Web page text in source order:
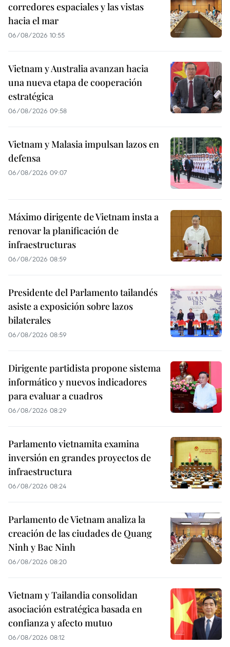
corredores espaciales y las vistas
hacia el mar
06/08/2026 10:55
Vietnam y Australia avanzan hacia
una nueva etapa de cooperación
estratégica
06/08/2026 09:58
Vietnam y Malasia impulsan lazos en
defensa
06/08/2026 09:07
Máximo dirigente de Vietnam insta a
renovar la planificación de
infraestructuras
06/08/2026 08:59
Presidente del Parlamento tailandés
asiste a exposición sobre lazos
bilaterales
06/08/2026 08:59
Dirigente partidista propone sistema
informático y nuevos indicadores
para evaluar a cuadros
06/08/2026 08:29
Parlamento vietnamita examina
inversión en grandes proyectos de
infraestructura
06/08/2026 08:24
Parlamento de Vietnam analiza la
creación de las ciudades de Quang
Ninh y Bac Ninh
06/08/2026 08:20
Vietnam y Tailandia consolidan
asociación estratégica basada en
confianza y afecto mutuo
06/08/2026 08:12